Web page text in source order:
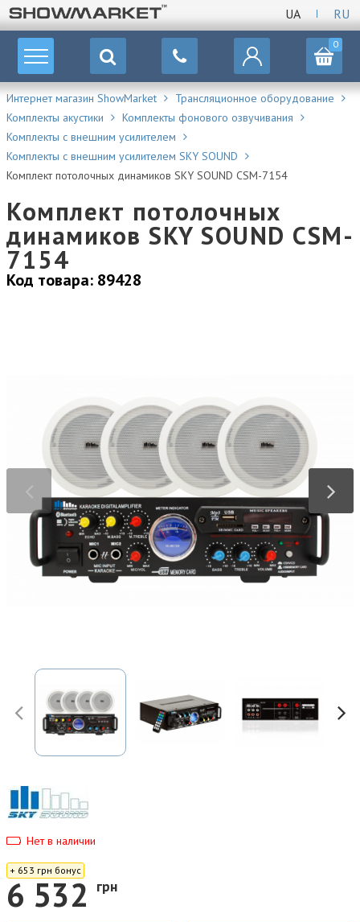
UA RU
0
Интернет магазин ShowMarket
Трансляционное оборудование
Комплекты акустики
Комплекты фонового озвучивания
Комплекты с внешним усилителем
Комплекты с внешним усилителем SKY SOUND
Комплект потолочных динамиков SKY SOUND CSM-7154
Комплект потолочных
динамиков SKY SOUND CSM-
7154
Код товара: 89428
Нет в наличии
+ 653 грн бонус
6 532 грн